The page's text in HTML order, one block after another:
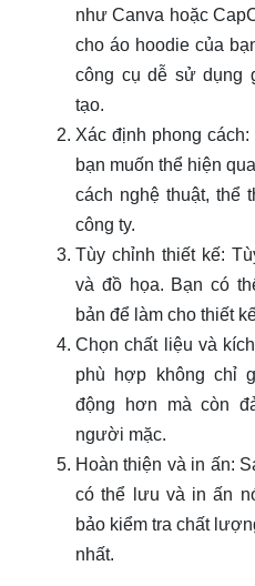
như Canva hoặc
cho áo hoodie của
công cụ dễ sử dụng
tạo.
Xác định phong
bạn muốn thể hiện
cách nghệ thuật, thể
công ty.
Tùy chỉnh thiết kế:
và đồ họa. Bạn có
bản để làm cho thiết
Chọn chất liệu và
phù hợp không chỉ
động hơn mà còn
người mặc.
Hoàn thiện và in ấn:
có thể lưu và in ấn
bảo kiểm tra chất
nhất.